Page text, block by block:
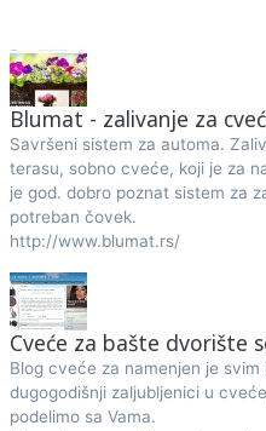
Blumat - zalivanje za
Savršeni sistem za automa.
terasu, sobno cveće, koji je za
je god. dobro poznat sistem za
potreban čovek.
http://www.blumat.rs/
Cveće za bašte dvorište
Blog cveće za namenjen je
dugogodišnji zaljubljenici u
podelimo sa Vama.